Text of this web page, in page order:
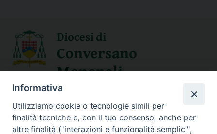
Diocesi di
Conversano
Monopoli
SEGUICI SU
Informativa
Utilizziamo cookie o tecnologie simili per
finalità tecniche e, con il tuo consenso, anche per
altre finalità ("interazioni e funzionalità semplici",